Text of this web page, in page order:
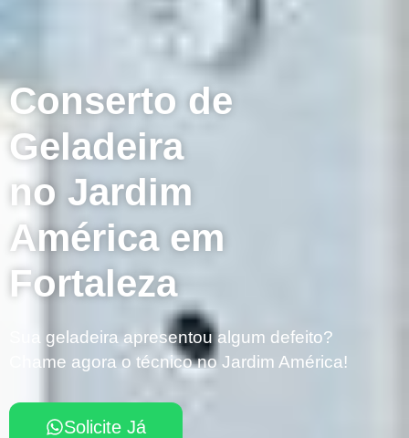
Conserto de
Geladeira
no Jardim
América em
Fortaleza
Sua geladeira apresentou algum defeito?
Chame agora o técnico no Jardim América!
Solicite Já